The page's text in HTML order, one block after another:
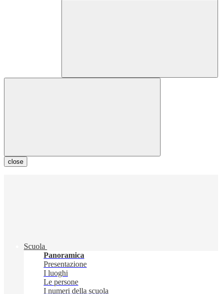
close
Scuola
Panoramica
Presentazione
I luoghi
Le persone
I numeri della scuola